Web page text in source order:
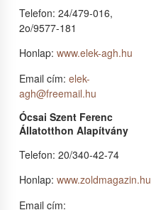
Telefon: 24/479-016,
2o/9577-181
Honlap:www.elek-agh.hu
Email cím:elek-
agh@freemail.hu
Ócsai Szent Ferenc
Állatotthon Alapítvány
Telefon: 20/340-42-74
Honlap:www.zoldmagazin.hu
Email cím: